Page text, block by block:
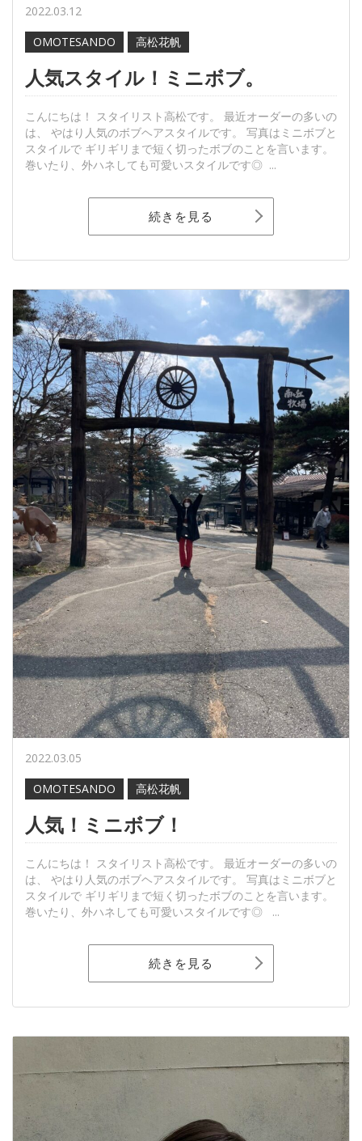
2022.03.12
OMOTESANDO
高松花帆
人気スタイル！ミニボブ。
こんにちは！ スタイリスト高松です。 最近オーダーの多いの
は、 やはり人気のボブヘアスタイルです。 写真はミニボブと
スタイルで ギリギリまで短く切ったボブのことを言います。
巻いたり、外ハネしても可愛いスタイルです◎ ...
続きを見る
2022.03.05
OMOTESANDO
高松花帆
人気！ミニボブ！
こんにちは！ スタイリスト高松です。 最近オーダーの多いの
は、 やはり人気のボブヘアスタイルです。 写真はミニボブと
スタイルで ギリギリまで短く切ったボブのことを言います。
巻いたり、外ハネしても可愛いスタイルです◎ ...
続きを見る